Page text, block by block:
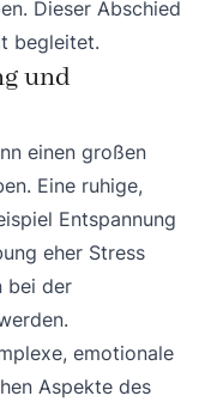
Dieser Abschied
begleitet.
und
einen großen
Eine ruhige,
Entspannung
eher Stress
bei der
emotionale
Aspekte des